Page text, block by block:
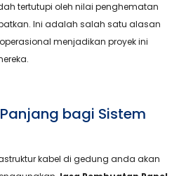
tertutupi oleh nilai penghematan
Ini adalah salah satu alasan
menjadikan proyek ini
bagi Sistem
kabel di gedung anda akan